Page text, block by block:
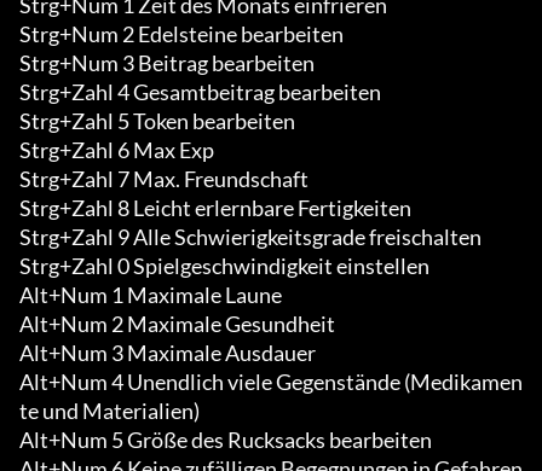
Strg+Num 2 Edelsteine bearbeiten
Strg+Num 3 Beitrag bearbeiten
Strg+Zahl 4 Gesamtbeitrag bearbeiten
Strg+Zahl 5 Token bearbeiten
Strg+Zahl 6 Max Exp
Strg+Zahl 7 Max. Freundschaft
Strg+Zahl 8 Leicht erlernbare Fertigkeiten
Strg+Zahl 9 Alle Schwierigkeitsgrade freischalten
Strg+Zahl 0 Spielgeschwindigkeit einstellen
Alt+Num 1 Maximale Laune
Alt+Num 2 Maximale Gesundheit
Alt+Num 3 Maximale Ausdauer
Alt+Num 4 Unendlich viele Gegenstände (Medikamen
te und Materialien)
Alt+Num 5 Größe des Rucksacks bearbeiten